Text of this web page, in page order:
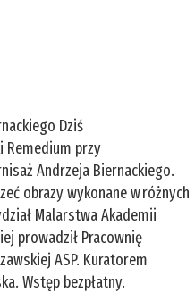
Dziś
Remedium przy
Andrzeja Biernackiego.
obrazy wykonane w różnych
Malarstwa Akademii
prowadził Pracownię
ASP. Kuratorem
Wstęp bezpłatny.